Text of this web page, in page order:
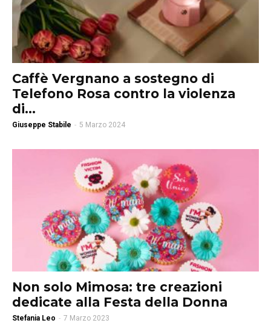
Caffè Vergnano a sostegno di
Telefono Rosa contro la violenza
di...
Giuseppe Stabile - 5 Marzo 2024
Non solo Mimosa: tre creazioni
dedicate alla Festa della Donna
Stefania Leo - 7 Marzo 2023